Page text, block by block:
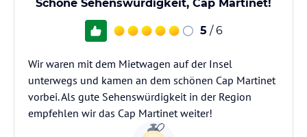
Schöne Sehenswürdigkeit, Cap Martinet!
5 / 6
Wir waren mit dem Mietwagen auf der Insel
unterwegs und kamen an dem schönen Cap Martinet
vorbei. Als gute Sehenswürdigkeit in der Region
empfehlen wir das Cap Martinet weiter!